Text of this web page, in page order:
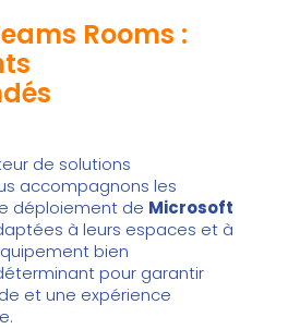
Rooms :
de solutions
accompagnons les
déploiement de Microsoft
à leurs espaces et à
bien
pour garantir
et une expérience